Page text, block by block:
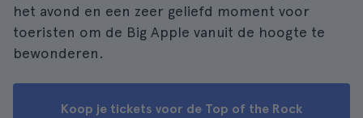
het avond en een zeer geliefd moment voor
toeristen om de Big Apple vanuit de hoogte te
bewonderen.
Koop je tickets voor de Top of the Rock